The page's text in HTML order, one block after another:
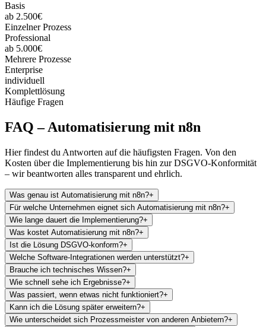
Basis
ab 2.500€
Einzelner Prozess
Professional
ab 5.000€
Mehrere Prozesse
Enterprise
individuell
Komplettlösung
Häufige Fragen
FAQ –Automatisierung mit n8n
Hier findest du Antworten auf die häufigsten Fragen. Von den
Kosten über die Implementierung bis hin zur DSGVO-Konformität
– wir beantworten alles transparent und ehrlich.
Was genau ist Automatisierung mit n8n?+
Für welche Unternehmen eignet sich Automatisierung mit n8n?+
Wie lange dauert die Implementierung?+
Was kostet Automatisierung mit n8n?+
Ist die Lösung DSGVO-konform?+
Welche Software-Integrationen werden unterstützt?+
Brauche ich technisches Wissen?+
Wie schnell sehe ich Ergebnisse?+
Was passiert, wenn etwas nicht funktioniert?+
Kann ich die Lösung später erweitern?+
Wie unterscheidet sich Prozessmeister von anderen Anbietern?+